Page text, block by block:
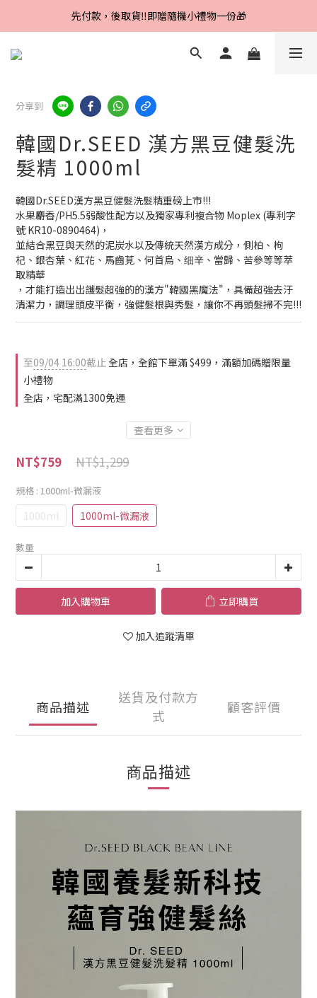
Line好友招募中，首購、回購皆贈100元
先付款，後取貨‼️即贈隨機小禮物一份🎁
Line好友招募中，首購、回購皆贈100元
分享到
韓國Dr.SEED 漢方黑豆健髮洗
髮精 1000ml
韓國Dr.SEED漢方黑豆健髮洗髮精重磅上市!!!
水果麝香/PH5.5弱酸性配方以及獨家專利複合物 Moplex (專利字
號 KR10-0890464)，
並結合黑豆與天然的泥炭水以及傳統天然漢方成分，側柏、枸
杞、銀杏葉、紅花、馬齒莧、何首烏、细辛、當歸、苦參等等萃
取精華
，才能打造出出護髮超強的的漢方"韓國黑魔法"，具備超強去汙
清潔力，調理頭皮平衡，強健髮根與秀髮，讓你不再頭髮掃不完!!!
至09/04 16:00截止全店，全館下單滿 $499，滿額加碼贈限量
小禮物
全店，宅配滿1300免運
查看更多
NT$1,299
NT$759
規格 : 1000ml-微漏液
1000ml 1000ml-微漏液
數量
加入購物車 立即購買
加入追蹤清單
商品描述
送貨及付款方
式
顧客評價
商品描述